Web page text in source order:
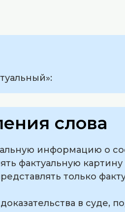
слова
информацию о
фактуальную
только
в